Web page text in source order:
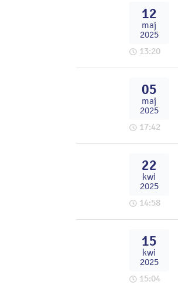
12
maj
2025
13:20
05
maj
2025
17:42
22
kwi
2025
14:58
15
kwi
2025
15:04